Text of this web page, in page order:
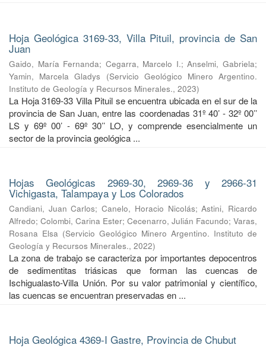
Hoja Geológica 3169-33, Villa Pituil, provincia de San
Juan
Gaido, María Fernanda; Cegarra, Marcelo I.;Anselmi, Gabriela;
Yamin, Marcela Gladys
(Servicio Geológico Minero Argentino.
Instituto de Geología y Recursos Minerales., 2023)
La Hoja 3169-33 Villa Pituil se encuentra ubicada en el sur de la
provincia de San Juan, entre las coordenadas 31º 40’ - 32º 00’’
LS y 69º 00’ - 69º 30’’ LO, y comprende esencialmente un
sector de la provincia geológica ...
Hojas Geológicas 2969-30, 2969-36 y 2966-31
Vichigasta, Talampaya y Los Colorados
Candiani, Juan Carlos;Canelo, Horacio Nicolás;Astini, Ricardo
Alfredo; Colombi, Carina Ester; Cecenarro, Julián Facundo; Varas,
Rosana Elsa (Servicio Geológico Minero Argentino. Instituto de
Geología y Recursos Minerales., 2022)
La zona de trabajo se caracteriza por importantes depocentros
de sedimentitas triásicas que forman las cuencas de
Ischigualasto-Villa Unión. Por su valor patrimonial y cientíﬁco,
las cuencas se encuentran preservadas en ...
Hoja Geológica 4369-I Gastre, Provincia de Chubut